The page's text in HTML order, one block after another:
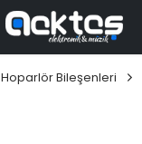
Hoparlör Bileşenleri